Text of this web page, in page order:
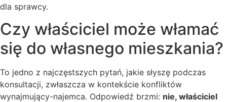
dla sprawcy.
Czy właściciel może włamać
się do własnego mieszkania?
To jedno z najczęstszych pytań, jakie słyszę podczas
konsultacji, zwłaszcza w kontekście konfliktów
wynajmujący-najemca. Odpowiedź brzmi: nie, właściciel